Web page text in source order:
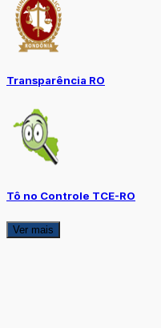
Transparência RO
Tô no Controle TCE-RO
Ver mais